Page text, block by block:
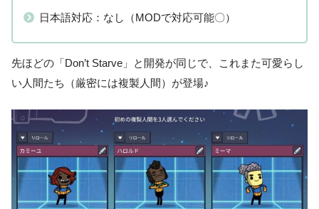
日本語対応：なし（MODで対応可能〇）
先ほどの「Don’t Starve」と開発が同じで、これまた可愛らし
い人間たち（厳密には複製人間）が登場♪